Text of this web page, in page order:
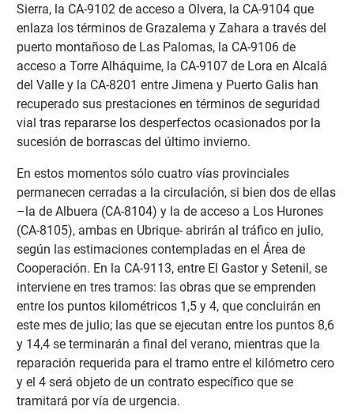
Sierra, la CA-9102 de acceso a Olvera, la CA-9104 que
enlaza los términos de Grazalema y Zahara a través del
puerto montañoso de Las Palomas, la CA-9106 de
acceso a Torre Alháquime, la CA-9107 de Lora en Alcalá
del Valle y la CA-8201 entre Jimena y Puerto Galis han
recuperado sus prestaciones en términos de seguridad
vial tras repararse los desperfectos ocasionados por la
sucesión de borrascas del último invierno.
En estos momentos sólo cuatro vías provinciales
permanecen cerradas a la circulación, si bien dos de ellas
–la de Albuera (CA-8104) y la de acceso a Los Hurones
(CA-8105), ambas en Ubrique- abrirán al tráfico en julio,
según las estimaciones contempladas en el Área de
Cooperación. En la CA-9113, entre El Gastor y Setenil, se
interviene en tres tramos: las obras que se emprenden
entre los puntos kilométricos 1,5 y 4, que concluirán en
este mes de julio; las que se ejecutan entre los puntos 8,6
y 14,4 se terminarán a final del verano, mientras que la
reparación requerida para el tramo entre el kilómetro cero
y el 4 será objeto de un contrato específico que se
tramitará por vía de urgencia.